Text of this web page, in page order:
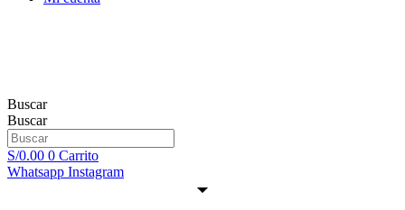
Buscar
Buscar
S/0.00 0 Carrito
Whatsapp Instagram